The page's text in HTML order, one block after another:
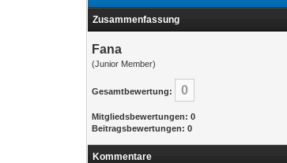
Zusammenfassung
Fana
(Junior Member)
Gesamtbewertung: 0
Mitgliedsbewertungen: 0
Beitragsbewertungen: 0
Kommentare